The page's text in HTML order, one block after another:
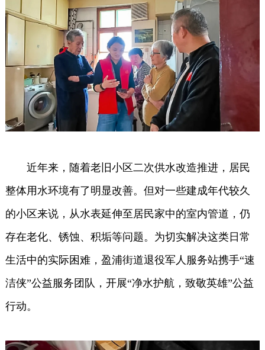
近年来，随着老旧小区二次供水改造推进，居民
整体用水环境有了明显改善。但对一些建成年代较久
的小区来说，从水表延伸至居民家中的室内管道，仍
存在老化、锈蚀、积垢等问题。为切实解决这类日常
生活中的实际困难，盈浦街道退役军人服务站携手“速
洁侠”公益服务团队，开展“净水护航，致敬英雄”公益
行动。